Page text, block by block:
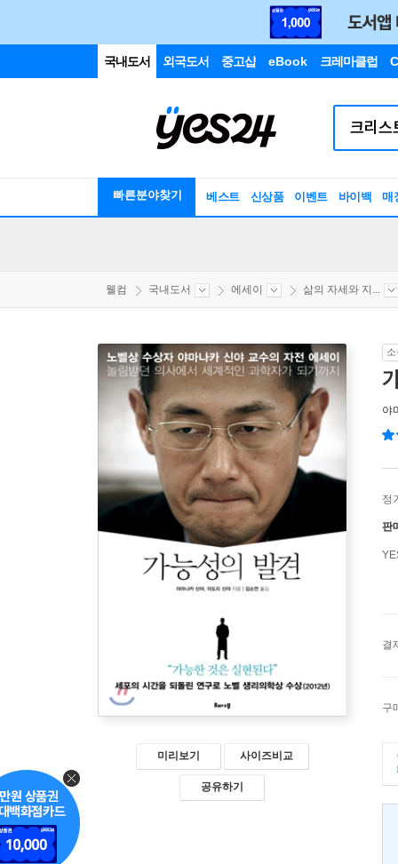
국내도서 외국도서 중고샵 eBook 크레마클럽
빠른분야찾기 베스트 신상품 이벤트 바이백 매
웰컴 국내도서 에세이 삶의 자세와 지...
미리보기 사이즈비교
공유하기
야
정
판
결
구